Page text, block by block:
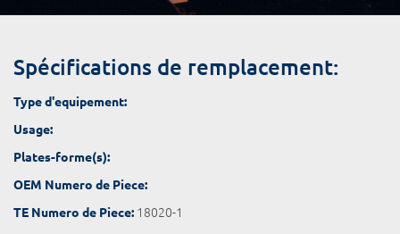
Spécifications de remplacement:
Type d'equipement:
Usage:
Plates-forme(s):
OEM Numero de Piece:
TE Numero de Piece: 18020-1